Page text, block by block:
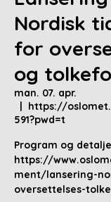
Nordisk
for
og
man. 07. apr.
  |
https://
591?pwd=t
Program og
https://
ment/lansering-
oversettelses-